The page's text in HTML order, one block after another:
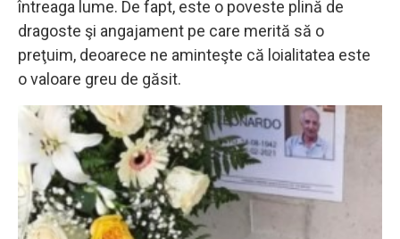
întreaga lume. De fapt, este o poveste plină de
dragoste şi angajament pe care merită să o
preţuim, deoarece ne aminteşte că loialitatea este
o valoare greu de găsit.